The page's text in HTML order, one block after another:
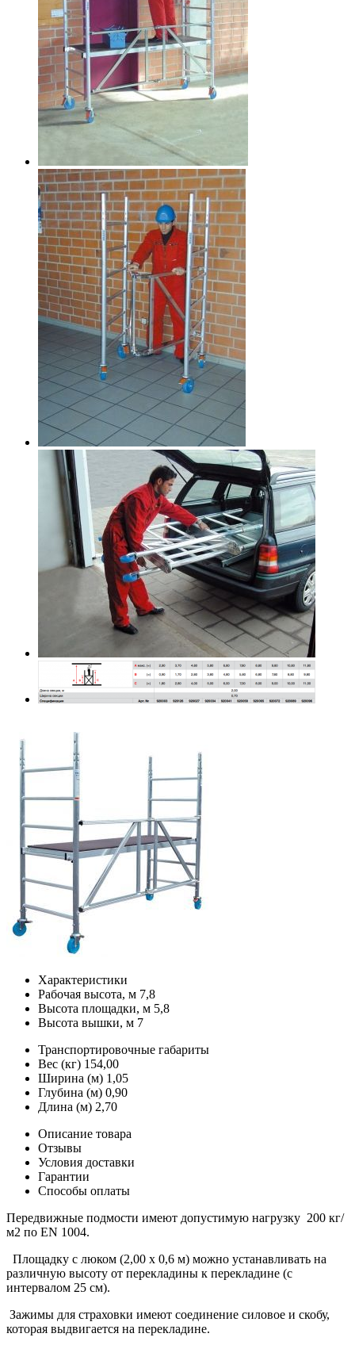
Характеристики
Рабочая высота, м 7,8
Высота площадки, м 5,8
Высота вышки, м 7
Транспортировочные габариты
Вес (кг) 154,00
Ширина (м) 1,05
Глубина (м) 0,90
Длина (м) 2,70
Описание товара
Отзывы
Условия доставки
Гарантии
Способы оплаты
Передвижные подмости имеют допустимую нагрузку 200 кг/
м2 по EN 1004.
Площадку с люком (2,00 х 0,6 м) можно устанавливать на
различную высоту от перекладины к перекладине (с
интервалом 25 см).
Зажимы для страховки имеют соединение силовое и скобу,
которая выдвигается на перекладине.